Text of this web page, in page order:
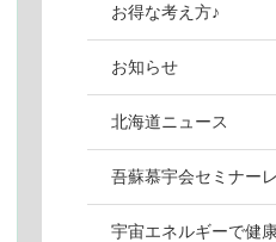
お得な考え方♪
お知らせ
北海道ニュース
吾蘇慕宇会セミナー
宇宙エネルギーで健